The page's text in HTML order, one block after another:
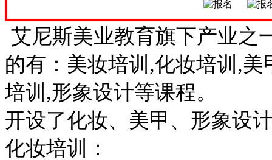
艾尼斯美业教育旗下产业之
的有：美妆培训,化妆培训,
培训,形象设计等课程。
开设了化妆、美甲、形象设
化妆培训：